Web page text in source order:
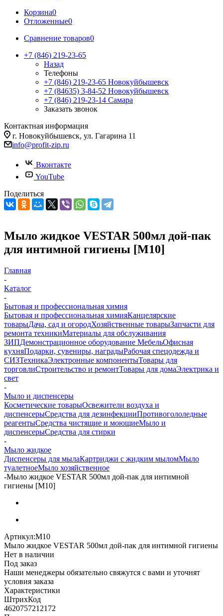
Корзина0
Отложенные0
Сравнение товаров0
+7 (846) 219-23-65
Назад
Телефоны
+7 (846) 219-23-65 Новокуйбышевск
+7 (84635) 3-84-52 Новокуйбышевск
+7 (846) 219-23-14 Самара
Заказать звонок
Контактная информация
г. Новокуйбышевск, ул. Гагарина 11
info@profit-zip.ru
Вконтакте
YouTube
Поделиться
Мыло жидкое VESTAR 500мл дой-пак
для интимной гигиены [М10]
Главная
-
Каталог
-
Бытовая и профессиональная химия
Бытовая и профессиональная химияКанцелярские
товарыДача, сад и огородХозяйственные товарыЗапчасти для
ремонта техникиМатериалы для обслуживания
ЗИПДемонстрационное оборудование МебельОфисная
кухняПодарки, сувениры, наградыРабочая спецодежда и
СИЗТехникаЭлектронные компонентыТовары для
торговлиСтроительство и ремонтТовары для домаЭлектрика и
свет
-
Мыло и диспенсеры
Косметические товарыОсвежители воздуха и
диспенсерыСредства для дезинфекцииПротивогололедные
реагентыСредства чистящие и моющиеМыло и
диспенсерыСредства для стирки
-
Мыло жидкое
Диспенсеры для мылаКартриджи с жидким мыломМыло
туалетноеМыло хозяйственное
-Мыло жидкое VESTAR 500мл дой-пак для интимной
гигиены [М10]
Артикул:М10
Мыло жидкое VESTAR 500мл дой-пак для интимной гигиены
Нет в наличии
Под заказ
Наши менеджеры обязательно свяжутся с вами и уточнят
условия заказа
Характеристики
ШтрихКод
4620757212172